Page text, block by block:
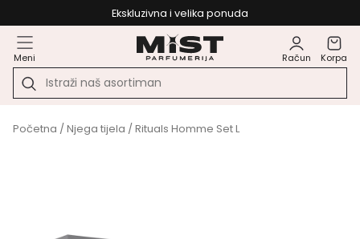
Ekskluzivna i velika ponuda
Meni Račun Korpa
Početna /Njega tijela / Rituals Homme Set L